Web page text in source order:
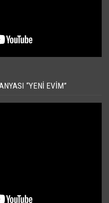
“YENI EVIM”